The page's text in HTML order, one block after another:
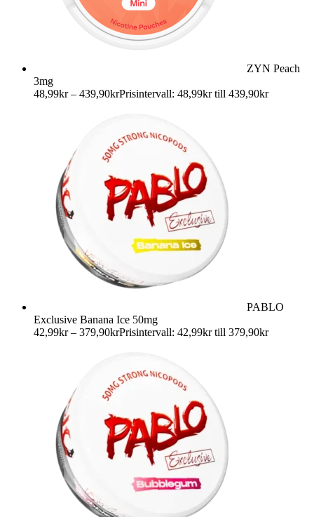
ZYN Peach
3mg
48,99kr – 439,90krPrisintervall: 48,99kr till 439,90kr
PABLO
Exclusive Banana Ice 50mg
42,99kr – 379,90krPrisintervall: 42,99kr till 379,90kr